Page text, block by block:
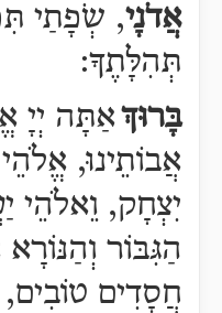
אֲדֹנָי, שְֹפָתַי
תְּהִלָּתֶךָ:
בָּרוּךְאַתָּה יְיָ
אֲבוֹתֵינוּ,
יִצְחָק, וֵאלֹהֵי
הַגִּבּוֹר וְהַנּוֹרָא
חֲסָדִים טוֹבִים,